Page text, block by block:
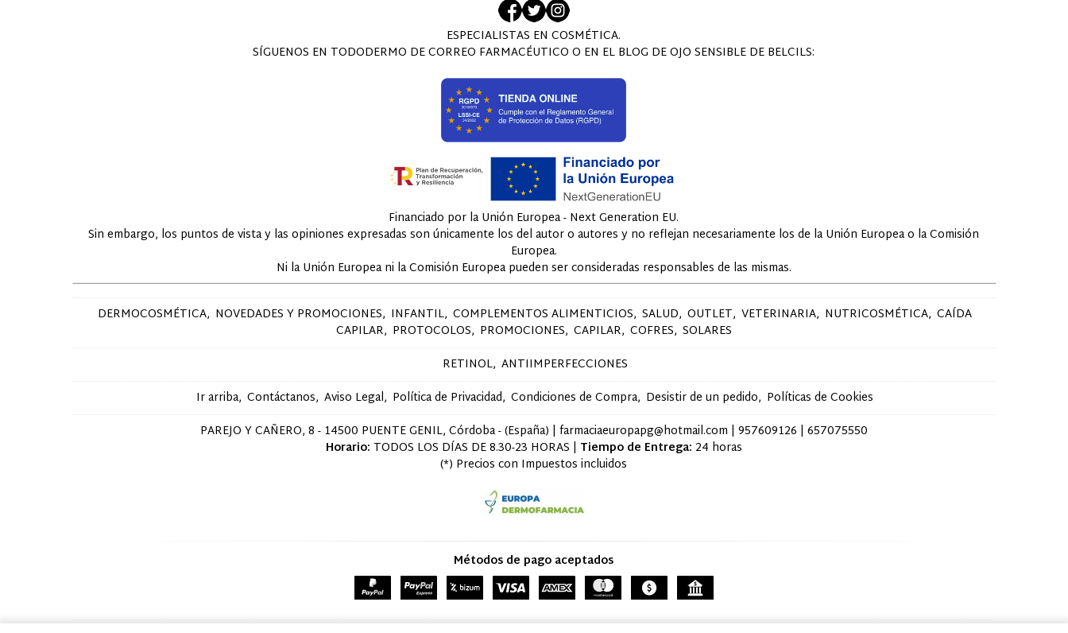
ESPECIALISTAS EN COSMÉTICA.
SÍGUENOS EN TODODERMO DE CORREO FARMACÉUTICO O EN EL BLOG DE OJO SENSIBLE DE BELCILS:
Financiado por la Unión Europea - Next Generation EU.
Sin embargo, los puntos de vista y las opiniones expresadas son únicamente los del autor o autores y no reflejan necesariamente los de la Unión Europea o la Comisión
Europea.
Ni la Unión Europea ni la Comisión Europea pueden ser consideradas responsables de las mismas.
DERMOCOSMÉTICA NOVEDADES Y PROMOCIONES INFANTIL COMPLEMENTOS ALIMENTICIOS SALUD OUTLET VETERINARIA NUTRICOSMÉTICA CAÍDA
CAPILAR PROTOCOLOS PROMOCIONES CAPILAR COFRES SOLARES
RETINOL ANTIIMPERFECCIONES
Ir arriba Contáctanos Aviso Legal Política de Privacidad Condiciones de Compra Desistir de un pedido Políticas de Cookies
PAREJO Y CAÑERO, 8 - 14500 PUENTE GENIL, Córdoba - (España) | farmaciaeuropapg@hotmail.com | 957609126 | 657075550
Horario: TODOS LOS DÍAS DE 8.30-23 HORAS | Tiempo de Entrega: 24 horas
(*) Precios con Impuestos incluidos
Métodos de pago aceptados